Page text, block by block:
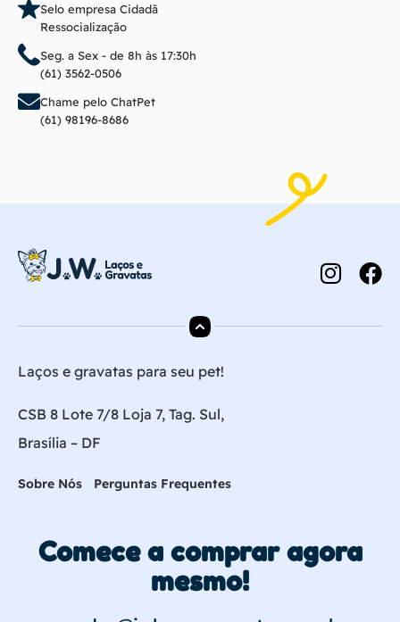
Selo empresa Cidadã
Ressocialização
Seg. a Sex - de 8h às 17:30h
(61) 3562-0506
Chame pelo ChatPet
(61) 98196-8686
Laços e gravatas para seu pet!
CSB 8 Lote 7/8 Loja 7, Tag. Sul,
Brasília – DF
Sobre Nós Perguntas Frequentes
Comece a comprar agora
mesmo!